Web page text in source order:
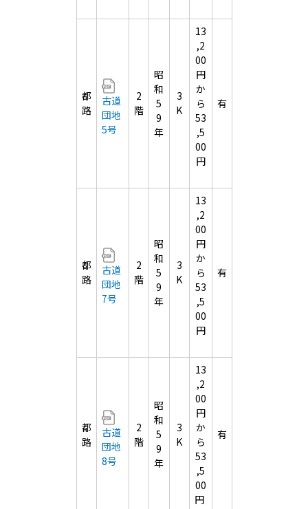
都
路
古道
団地
5号
2
階
昭
和
5
9
年
3
K
13
,2
00
円
か
ら
53
,5
00
円
有
都
路
古道
団地
7号
2
階
昭
和
5
9
年
3
K
13
,2
00
円
か
ら
53
,5
00
円
有
都
路
古道
団地
8号
2
階
昭
和
5
9
年
3
K
13
,2
00
円
か
ら
53
,5
00
円
有